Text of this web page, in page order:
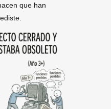
que han